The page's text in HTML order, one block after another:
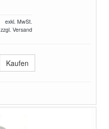
exkl. MwSt.
zzgl. Versand